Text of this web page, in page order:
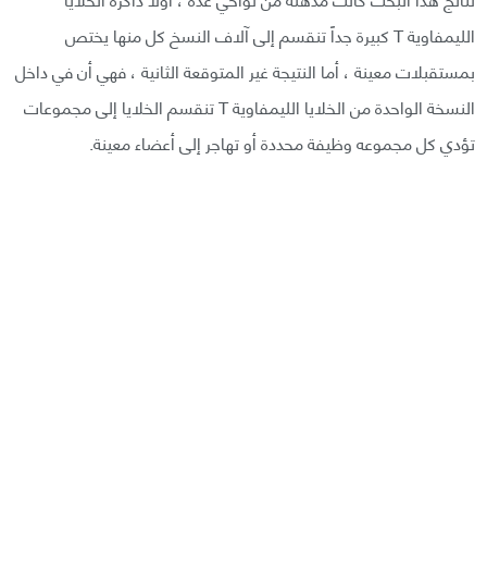
الليمفاوية T كبيرة جداً تنقسم إلى آلاف النسخ كل منها يختص
بمستقبلات معينة ، أما النتيجة غير المتوقعة الثانية ، فهي أن في داخل
النسخة الواحدة من الخلايا الليمفاوية T تنقسم الخلايا إلى مجموعات
تؤدي كل مجموعه وظيفة محددة أو تهاجر إلى أعضاء معينة.